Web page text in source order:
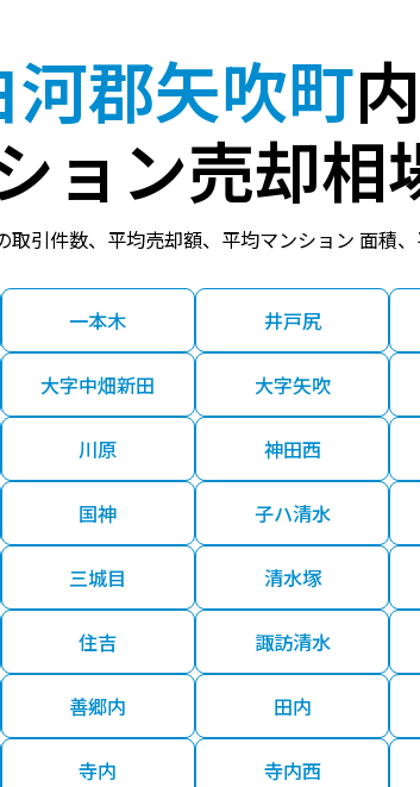
郡矢吹町
ョン売却相
引件数、平均売却額、平均マンション 面積
一本木 井戸尻
大字中畑新田 大字矢吹
川原 神田西
国神 子ハ清水
三城目 清水塚
住吉 諏訪清水
善郷内 田内
寺内 寺内西